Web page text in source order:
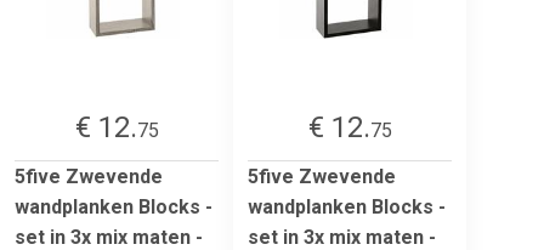
€ 12.75
5five Zwevende
wandplanken Blocks -
set in 3x mix maten -
€ 12.75
5five Zwevende
wandplanken Blocks -
set in 3x mix maten -